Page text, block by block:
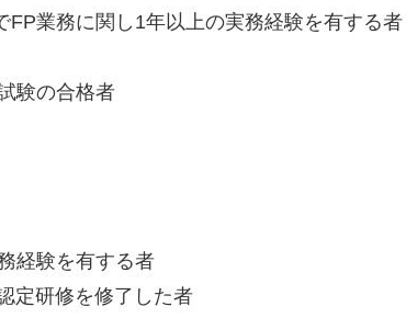
FP業務に関し1年以上の実務経験を有する者
験の合格者
経験を有する者
定研修を修了した者